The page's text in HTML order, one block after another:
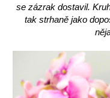
se zázrak dostavil.
tak strhaně jako